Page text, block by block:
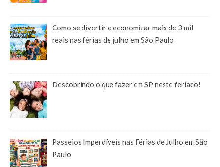
Como se divertir e economizar mais de 3 mil
reais nas férias de julho em São Paulo
Descobrindo o que fazer em SP neste feriado!
Passeios Imperdíveis nas Férias de Julho em São
Paulo